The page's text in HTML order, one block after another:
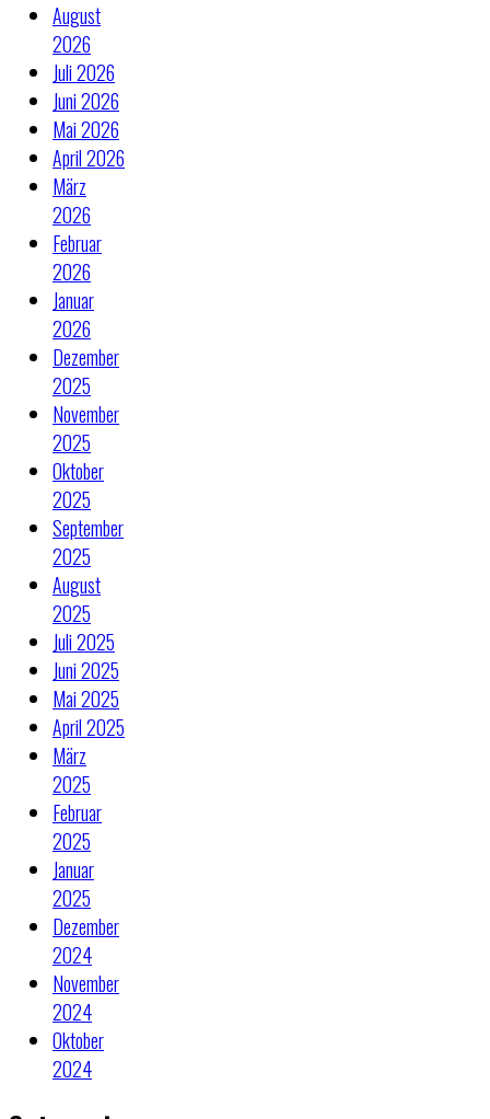
August
2026
Juli 2026
Juni 2026
Mai 2026
April 2026
März
2026
Februar
2026
Januar
2026
Dezember
2025
November
2025
Oktober
2025
September
2025
August
2025
Juli 2025
Juni 2025
Mai 2025
April 2025
März
2025
Februar
2025
Januar
2025
Dezember
2024
November
2024
Oktober
2024